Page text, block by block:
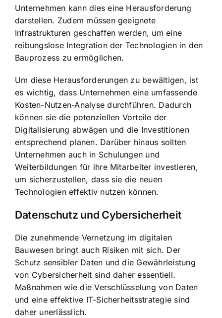
Unternehmen kann dies eine Herausforderung
darstellen. Zudem müssen geeignete
Infrastrukturen geschaffen werden, um eine
reibungslose Integration der Technologien in den
Bauprozess zu ermöglichen.
Um diese Herausforderungen zu bewältigen, ist
es wichtig, dass Unternehmen eine umfassende
Kosten-Nutzen-Analyse durchführen. Dadurch
können sie die potenziellen Vorteile der
Digitalisierung abwägen und die Investitionen
entsprechend planen. Darüber hinaus sollten
Unternehmen auch in Schulungen und
Weiterbildungen für ihre Mitarbeiter investieren,
um sicherzustellen, dass sie die neuen
Technologien effektiv nutzen können.
Datenschutz und Cybersicherheit
Die zunehmende Vernetzung im digitalen
Bauwesen bringt auch Risiken mit sich. Der
Schutz sensibler Daten und die Gewährleistung
von Cybersicherheit sind daher essentiell.
Maßnahmen wie die Verschlüsselung von Daten
und eine effektive IT-Sicherheitsstrategie sind
daher unerlässlich.